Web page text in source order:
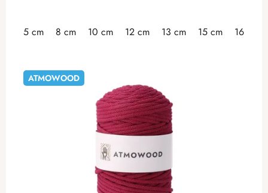
5 cm 8 cm 10 cm 12 cm 13 cm 15 cm 16 cm
ATMOWOOD